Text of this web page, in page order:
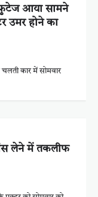
आया सामने
उमर होने का
कार में सोमवार
लेने में तकलीफ